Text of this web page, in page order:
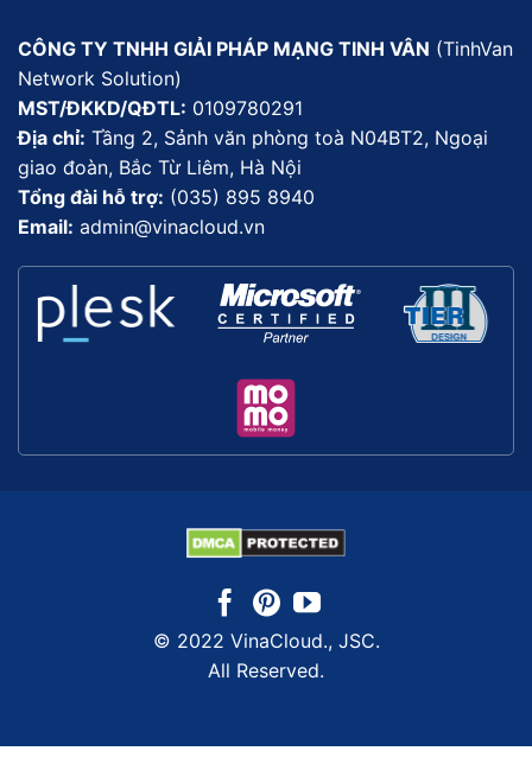
CÔNG TY TNHH GIẢI PHÁP MẠNG TINH VÂN (TinhVan
Network Solution)
MST/ĐKKD/QĐTL: 0109780291
Địa chỉ: Tầng 2, Sảnh văn phòng toà N04BT2, Ngoại
giao đoàn, Bắc Từ Liêm, Hà Nội
Tổng đài hỗ trợ: (035) 895 8940
Email: admin@vinacloud.vn
© 2022 VinaCloud., JSC.
All Reserved.